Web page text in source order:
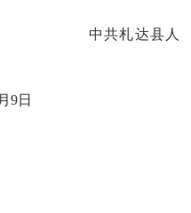
中共札达县人
9日